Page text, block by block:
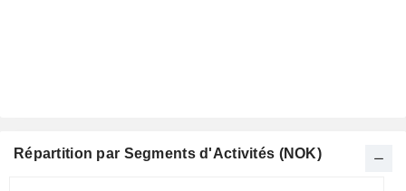
Répartition par Segments d'Activités (NOK)